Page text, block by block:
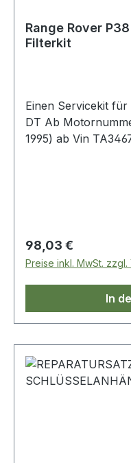
Range Rover
Filterkit
Einen Servicekit für
DT Ab
1995) ab Vin
Regulärer Preis:
98,03 €
Preise inkl. MwSt.
In